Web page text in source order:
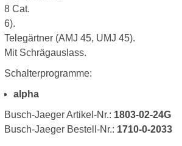
8 Cat.
6).
Telegärtner (AMJ 45, UMJ 45).
Mit Schrägauslass.
Schalterprogramme:
alpha
Busch-Jaeger Artikel-Nr.: 1803-02-24G
Busch-Jaeger Bestell-Nr.: 1710-0-2033